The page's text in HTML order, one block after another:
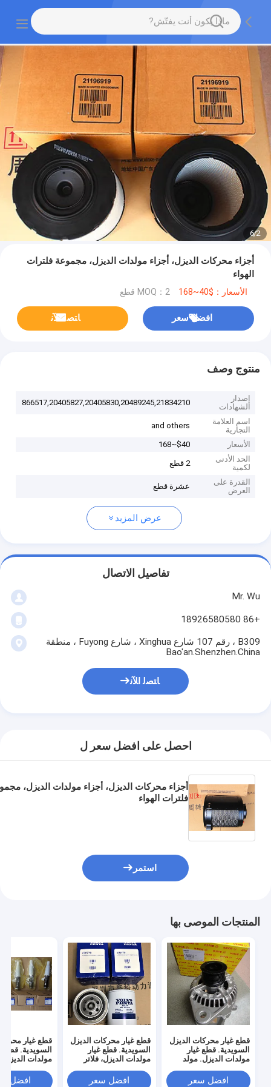
2
/
6
أجزاء محركات الديزل، أجزاء مولدات الديزل، مجموعة فلترات
الهواء
لليخوت866517,20405827,20405830,20489245,21834210
الأسعار：$40~168 MOQ：2 قطع
افضل سعر ﺎﺘﺼﻟ ﺍﻶﻧ
منتوج وصف
إصدار
الشهادات
866517,20405827,20405830,20489245,21834210
اسم العلامة
التجارية
and others
الأسعار
$40~168
الحد الأدنى
لكمية
2 قطع
القدرة على
العرض
عشرة قطع
عرض المزيد
تفاصيل الاتصال
Mr. Wu
+86 18926580580
B309 ، رقم 107 شارع Xinghua ، شارع Fuyong ، منطقة
Bao'an.Shenzhen.China
ﺎﺘﺼﻟ ﺍﻶﻧ
احصل على افضل سعر ل
أجزاء محركات الديزل، أجزاء مولدات الديزل،
فلترات الهواء
استمر
المنتجات الموصى بها
قطع غيار محركات الديزل
السويدية. قطع غيار
مولدات الديزل. مولد
افضل سعر
قطع غيار محركات الديزل
السويدية. قطع غيار
مولدات الديزل، فلاتر
افضل سعر
قطع غيار
السويدية. قطع
مولدات
افضل